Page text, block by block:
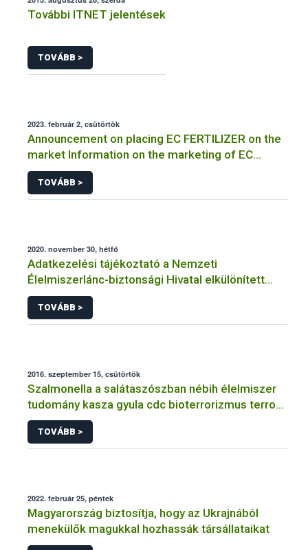
További ITNET jelentések
TOVÁBB >
2023. február 2, csütörtök
Announcement on placing EC FERTILIZER on the
market Information on the marketing of EC
FERTILIZER and the application for a certificate
TOVÁBB >
2020. november 30, hétfő
Adatkezelési tájékoztató a Nemzeti
Élelmiszerlánc-biztonsági Hivatal elkülönített
visszaélés-bejelentési rendszerhez kapcsolódó
adatkezeléséhez
TOVÁBB >
2016. szeptember 15, csütörtök
Szalmonella a salátaszószban nébih élelmiszer
tudomány kasza gyula cdc bioterrorizmus terror
lépfene
TOVÁBB >
2022. február 25, péntek
Magyarország biztosítja, hogy az Ukrajnából
menekülők magukkal hozhassák társállataikat